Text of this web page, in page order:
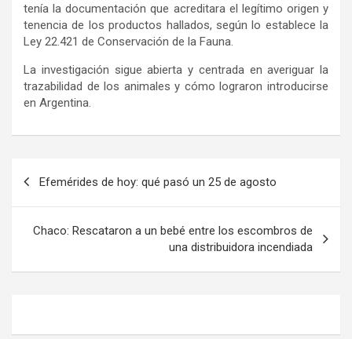
tenía la documentación que acreditara el legítimo origen y
tenencia de los productos hallados, según lo establece la
Ley 22.421 de Conservación de la Fauna.
La investigación sigue abierta y centrada en averiguar la
trazabilidad de los animales y cómo lograron introducirse
en Argentina.
Efemérides de hoy: qué pasó un 25 de agosto
Chaco: Rescataron a un bebé entre los escombros de
una distribuidora incendiada